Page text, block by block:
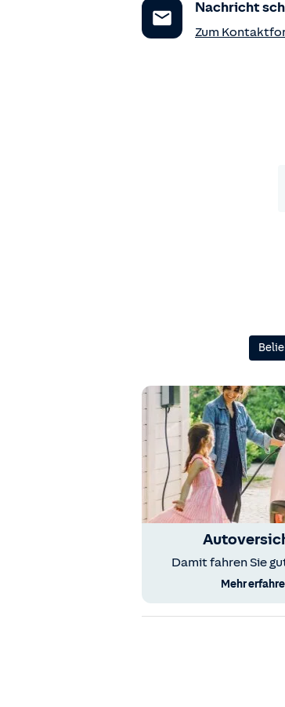
Nachricht
Zum
Damit fahren Sie
Mehr